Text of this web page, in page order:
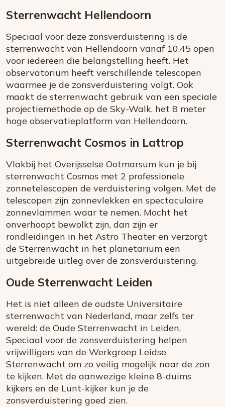
Sterrenwacht Hellendoorn
Speciaal voor deze zonsverduistering is de
sterrenwacht van Hellendoorn vanaf 10.45 open
voor iedereen die belangstelling heeft. Het
observatorium heeft verschillende telescopen
waarmee je de zonsverduistering volgt. Ook
maakt de sterrenwacht gebruik van een speciale
projectiemethode op de Sky-Walk, het 8 meter
hoge observatieplatform van Hellendoorn.
Sterrenwacht Cosmos in Lattrop
Vlakbij het Overijsselse Ootmarsum kun je bij
sterrenwacht Cosmos met 2 professionele
zonnetelescopen de verduistering volgen. Met de
telescopen zijn zonnevlekken en spectaculaire
zonnevlammen waar te nemen. Mocht het
onverhoopt bewolkt zijn, dan zijn er
rondleidingen in het Astro Theater en verzorgt
de Sterrenwacht in het planetarium een
uitgebreide uitleg over de zonsverduistering.
Oude Sterrenwacht Leiden
Het is niet alleen de oudste Universitaire
sterrenwacht van Nederland, maar zelfs ter
wereld: de Oude Sterrenwacht in Leiden.
Speciaal voor de zonsverduistering helpen
vrijwilligers van de Werkgroep Leidse
Sterrenwacht om zo veilig mogelijk naar de zon
te kijken. Met de aanwezige kleine 8-duims
kijkers en de Lunt-kijker kun je de
zonsverduistering goed zien.